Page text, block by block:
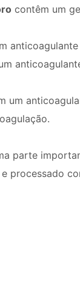
contêm um
um
parte
processado